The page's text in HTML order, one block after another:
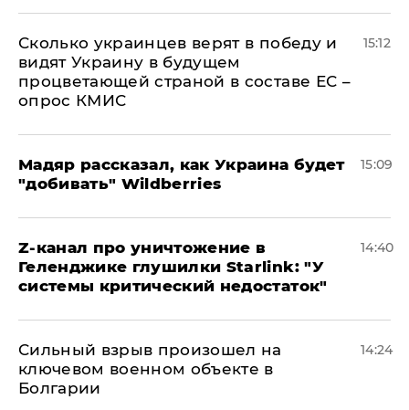
Сколько украинцев верят в победу и
видят Украину в будущем
процветающей страной в составе ЕС –
опрос КМИС
15:12
Мадяр рассказал, как Украина будет
"добивать" Wildberries
15:09
Z-канал про уничтожение в
Геленджике глушилки Starlink: "У
системы критический недостаток"
14:40
Сильный взрыв произошел на
ключевом военном объекте в
Болгарии
14:24